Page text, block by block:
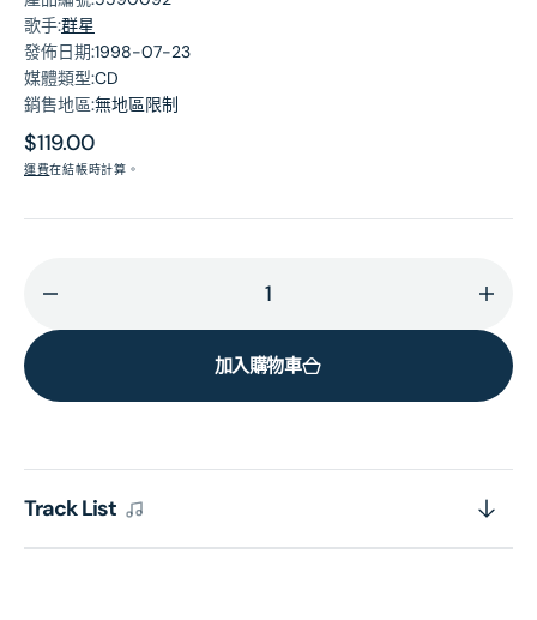
歌手:群星
發佈日期:1998-07-23
媒體類型:CD
銷售地區:無地區限制
原
價
$119.00
運費在結帳時計算。
麗
在
那
增
加
麗
在
那
加入購物車
Track List